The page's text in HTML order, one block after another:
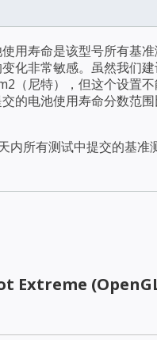
用寿命是该型号所有基
化非常敏感。虽然我们
（尼特），但这个设置
的电池使用寿命分数范
内所有测试中提交的基准
Extreme (OpenGL